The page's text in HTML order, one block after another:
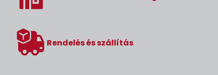
Rendelés és szállítás